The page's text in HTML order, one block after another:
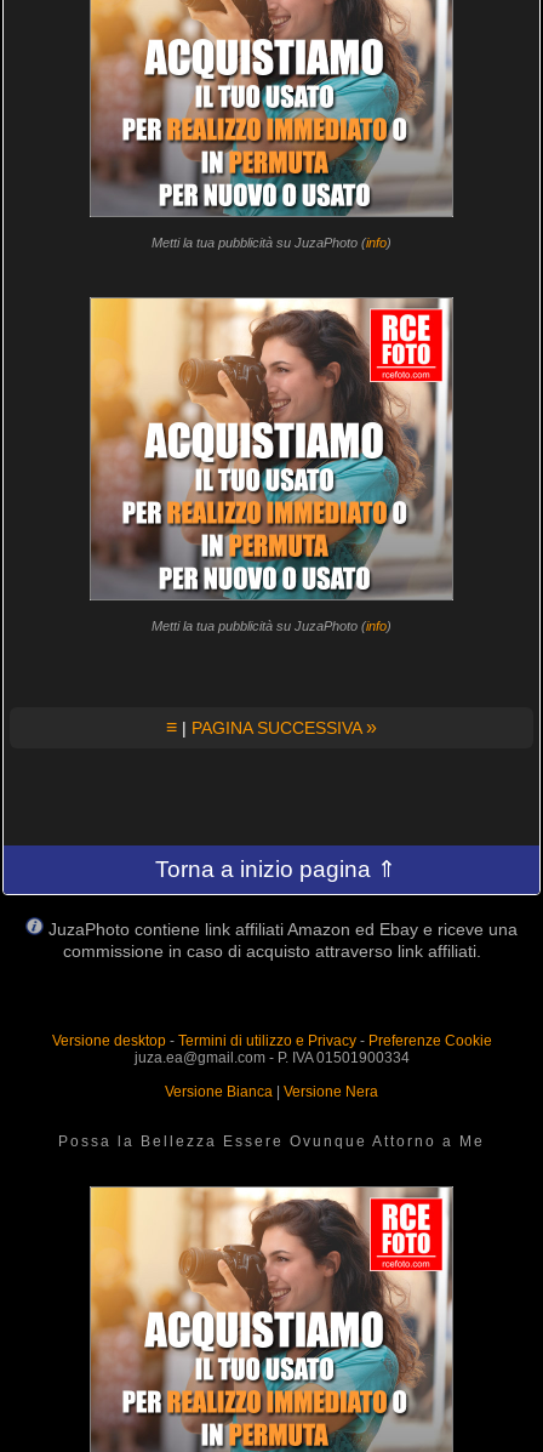
Metti la tua pubblicità su JuzaPhoto (info)
Metti la tua pubblicità su JuzaPhoto (info)
≡ | PAGINA SUCCESSIVA»
Torna a inizio pagina ⇑
JuzaPhoto contiene link affiliati Amazon ed Ebay e riceve una
commissione in caso di acquisto attraverso link affiliati.
Versione desktop- Termini di utilizzo e Privacy- Preferenze Cookie
juza.ea@gmail.com - P. IVA 01501900334
Versione Bianca
Versione Nera
Possa la Bellezza Essere Ovunque Attorno a Me